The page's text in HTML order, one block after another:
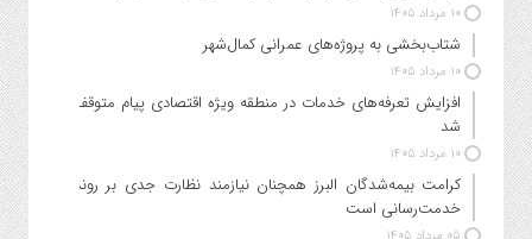
۱۰ مرداد ۱۴۰۵
شتاب‌بخشی به پروژه‌های عمرانی کمال‌شهر
۱۰ مرداد ۱۴۰۵
افزایش تعرفه‌های خدمات در منطقه ویژه اقتصادی پیام متوقف
شد
۱۰ مرداد ۱۴۰۵
کرامت بیمه‌شدگان البرز همچنان نیازمند نظارت جدی بر روند
خدمت‌رسانی است